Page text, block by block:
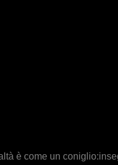
è come un